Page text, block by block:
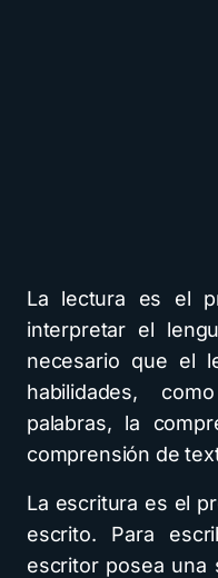
La lectura es el
interpretar el
necesario que el
habilidades,
palabras, la
comprensión de
La escritura es el
escrito. Para
escritor posea una